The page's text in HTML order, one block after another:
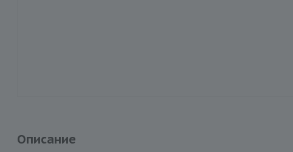
Описание